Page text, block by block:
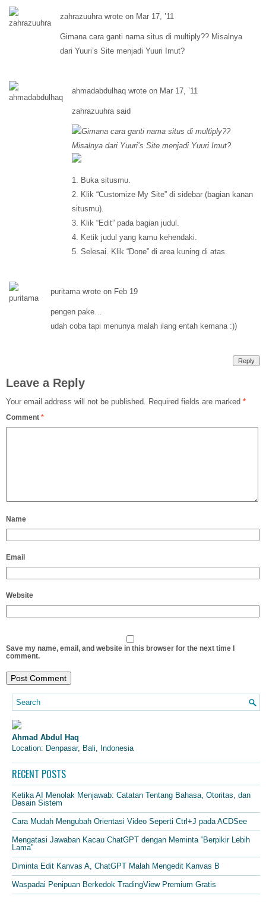
zahrazuuhra wrote on Mar 17, ’11
Gimana cara ganti nama situs di multiply?? Misalnya
dari Yuuri’s Site menjadi Yuuri Imut?
ahmadabdulhaq wrote on Mar 17, ’11
zahrazuuhra said
Gimana cara ganti nama situs di multiply??
Misalnya dari Yuuri’s Site menjadi Yuuri Imut?
1. Buka situsmu.
2. Klik “Customize My Site” di sidebar (bagian kanan
situsmu).
3. Klik “Edit” pada bagian judul.
4. Ketik judul yang kamu kehendaki.
5. Selesai. Klik “Done” di area kuning di atas.
puritama wrote on Feb 19
pengen pake…
udah coba tapi menunya malah ilang entah kemana :))
Reply
Leave a Reply
Your email address will not be published. Required fields are marked *
Comment *
Name
Email
Website
Save my name, email, and website in this browser for the next time I
comment.
Ahmad Abdul Haq
Location: Denpasar, Bali, Indonesia
RECENT POSTS
Ketika AI Menolak Menjawab: Catatan Tentang Bahasa, Otoritas, dan
Desain Sistem
Cara Mudah Mengubah Orientasi Video Seperti Ctrl+J pada ACDSee
Mengatasi Jawaban Kacau ChatGPT dengan Meminta “Berpikir Lebih
Lama”
Diminta Edit Kanvas A, ChatGPT Malah Mengedit Kanvas B
Waspadai Penipuan Berkedok TradingView Premium Gratis